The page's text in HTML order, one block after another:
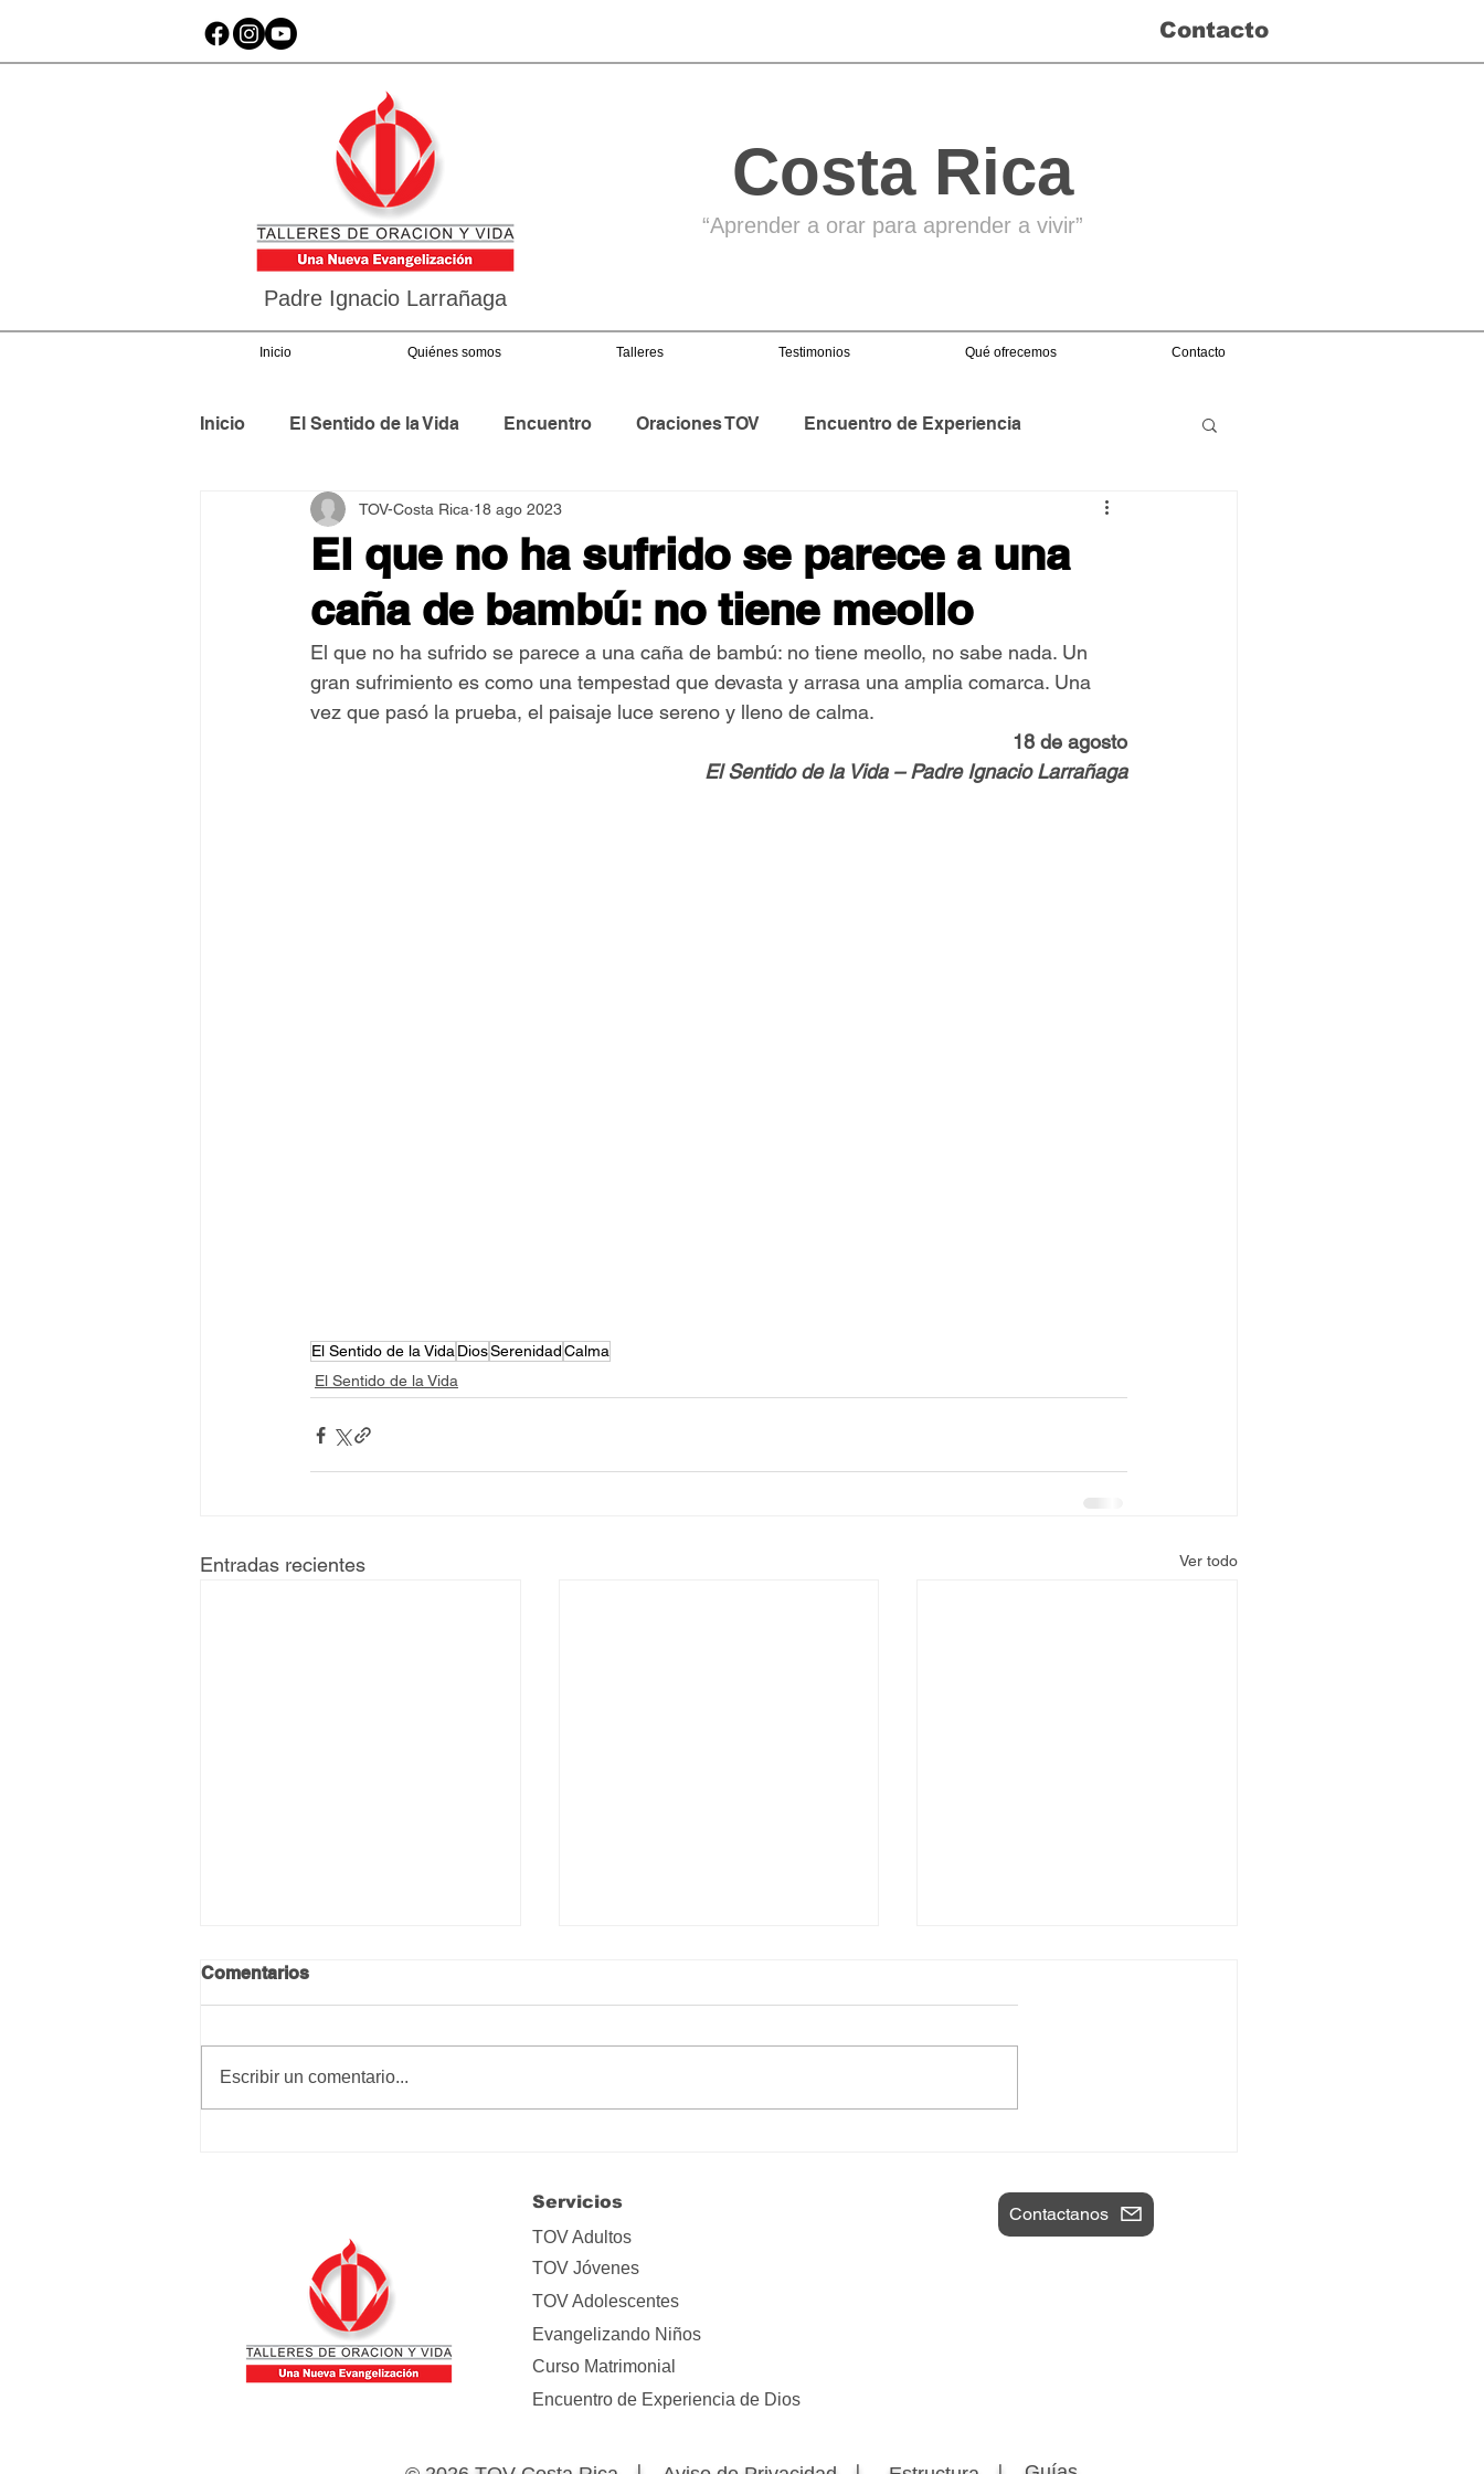
Contacto
Padre Ignacio Larrañaga
Costa Rica
“Aprender a orar para aprender a vivir”
Inicio Quiénes somos Talleres Testimonios Qué ofrecemos Contacto
Inicio El Sentido de la Vida Encuentro Oraciones TOV Encuentro de Experiencia
Asamblea Internacional 2018 Asamblea Nacional
Estilo y Vida de los Guías Jornadas Mundiales Libros Orar y Vivir Papa Francisco
Pentecostés El Arte de Ser Feliz Semillas de Paz
El que no ha sufrido se parece a una
caña de bambú: no tiene meollo
TOV-Costa Rica 18 ago 2023
El que no ha sufrido se parece a una caña de bambú: no tiene meollo, no sabe nada. Un
gran sufrimiento es como una tempestad que devasta y arrasa una amplia comarca. Una
vez que pasó la prueba, el paisaje luce sereno y lleno de calma.
18 de agosto
El Sentido de la Vida – Padre Ignacio Larrañaga
El Sentido de la VidaDiosSerenidadCalma
El Sentido de la Vida
Entradas recientes Ver todo
Comentarios
Escribir un comentario...
Servicios
Contactanos
TOV Adultos
TOV Jóvenes
TOV Adolescentes
Evangelizando Niños
Curso Matrimonial
Encuentro de Experiencia de Dios